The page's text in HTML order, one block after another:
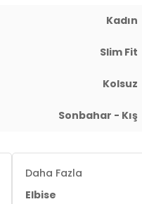
Kadın
Slim Fit
Kolsuz
Sonbahar - Kış
Daha Fazla
Elbise